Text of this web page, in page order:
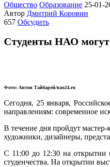
Общество Образование 25-01-
Автор Дмитрий Коровин
657 Обсудить
Студенты НАО могут
Фото: Антон Тайбарей/nao24.ru
Сегодня, 25 января,
направлениям: современное
В течение дня пройдут
художники, дизайнеры,
С 11:00 до 12:30 на открытии
студенчества. На открытии